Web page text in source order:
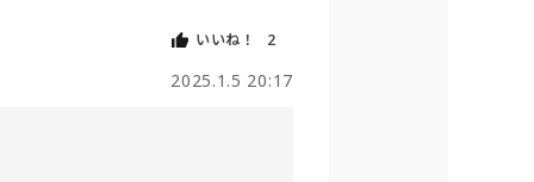
いいね！ 2
2025.1.5 20:17